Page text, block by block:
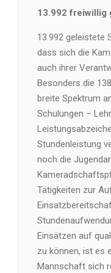
13.992 freiwillig
13.992 geleistete
dass sich die
auch ihrer
Besonders die
breite Spektrum
Schulungen –
Stundenleistung
noch die
Tätigkeiten zur
Einsätzen auf
zu können, ist es
Mannschaft sich